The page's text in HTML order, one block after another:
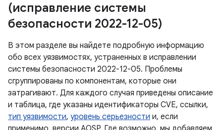
(исправление системы
безопасности 2022-12-05)
В этом разделе вы найдете подробную информацию
обо всех уязвимостях, устраненных в исправлении
системы безопасности 2022-12-05. Проблемы
сгруппированы по компонентам, которые они
затрагивают. Для каждого случая приведены описание
и таблица, где указаны идентификаторы CVE, ссылки,
тип уязвимости, уровень серьезности и, если